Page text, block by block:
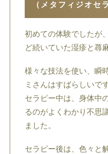
（メタフィジオセ
初めての体験でしたが
ど続いていた湿疹と蕁
様々な技法を使い、瞬
ミさんはすばらしいです
セラピー中は、身体中
るのがよくわかり不思
ました。
セラピー後は、色々と